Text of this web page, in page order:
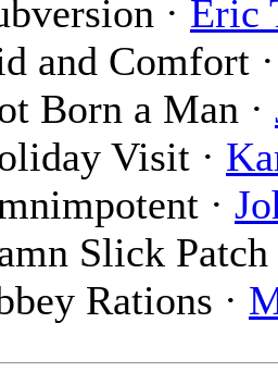
· Eric
and Comfort
Born a Man ·
Visit ·
·
Slick
Rations ·